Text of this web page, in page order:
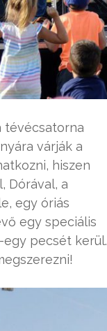
tévécsatorna
várják a
hiszen
Dórával, a
egy óriás
egy speciális
pecsét kerül.